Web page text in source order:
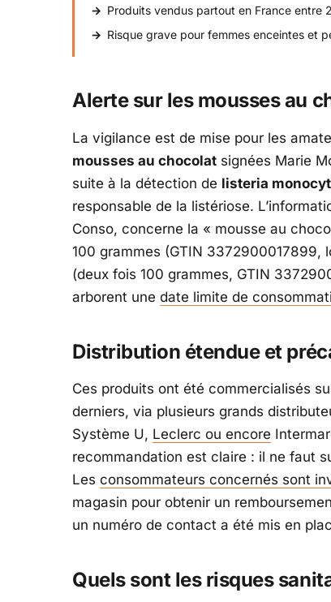
Produits vendus partout en France entre
Risque grave pour femmes enceintes et
Alerte sur les mousses au
La vigilance est de mise pour les
mousses au chocolat signées Marie
suite à la détection de listeria
responsable de la listériose.
Conso, concerne la « mousse au
100 grammes (GTIN 3372900017899,
(deux fois 100 grammes, GTIN
arborent une date limite de
Distribution étendue et
Ces produits ont été commercialisés
derniers, via plusieurs grands
Système U, Leclerc ou encore
recommandation est claire : il ne faut
Les consommateurs concernés sont
magasin pour obtenir un
un numéro de contact a été mis en
Quels sont les risques